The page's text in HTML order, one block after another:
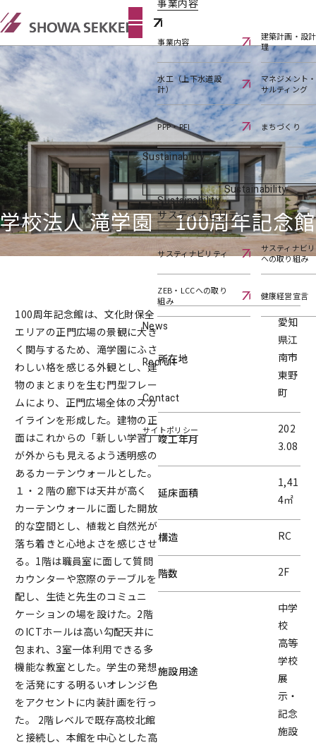
事業内容
事業内容
建築計画・設
理
水工（上下水道設
計）
マネジメント
サルティング
PPP・PFI まちづくり
Sustainability
Sustainability
Sustainability
サスティナビリティ
サスティナビリティ
サスティナビ
への取り組み
ZEB・LCCへの取り
組み
健康経営宣言
News
Recruit
Contact
サイトポリシー
学校法人 滝学園 100周年記念館
100周年記念館は、文化財保全
エリアの正門広場の景観に大き
く関与するため、滝学園にふさ
わしい格を感じる外観とし、建
物のまとまりを生む門型フレー
ムにより、正門広場全体のスカ
イラインを形成した。建物の正
面はこれからの「新しい学習」
が外からも見えるよう透明感の
あるカーテンウォールとした。
１・２階の廊下は天井が高く
カーテンウォールに面した開放
的な空間とし、植栽と自然光が
落ち着きと心地よさを感じさせ
る。1階は職員室に面して質問
カウンターや窓際のテーブルを
配し、生徒と先生のコミュニ
ケーションの場を設けた。2階
のICTホールは高い勾配天井に
包まれ、3室一体利用できる多
機能な教室とした。学生の発想
を活発にする明るいオレンジ色
をアクセントに内装計画を行っ
た。 2階レベルで既存高校北館
と接続し、本館を中心とした高
所在地
愛知
県江
南市
東野
町
竣工年月
202
3.08
延床面積
1,41
4㎡
構造 RC
階数 2F
施設用途
中学
校
高等
学校
展
示・
記念
施設